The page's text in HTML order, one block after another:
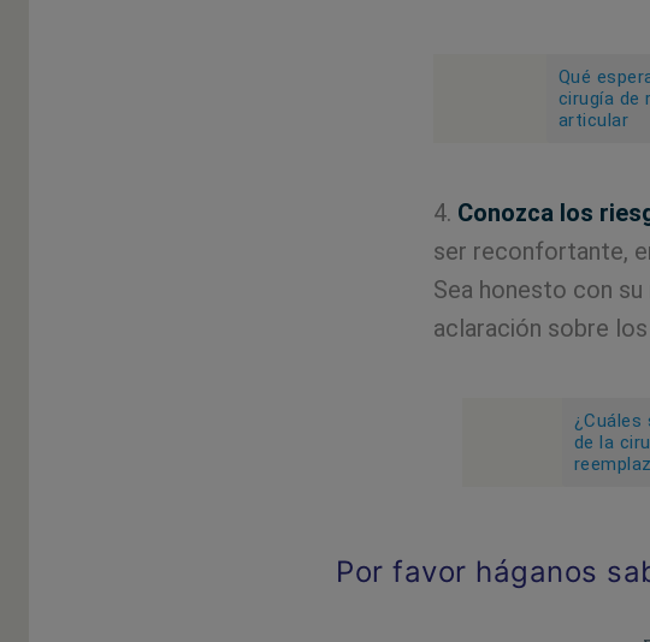
Qué
cirugía de
articular
4. Conozca los
ser reconfortante,
Sea honesto con
aclaración sobre
de la
Por favor háganos